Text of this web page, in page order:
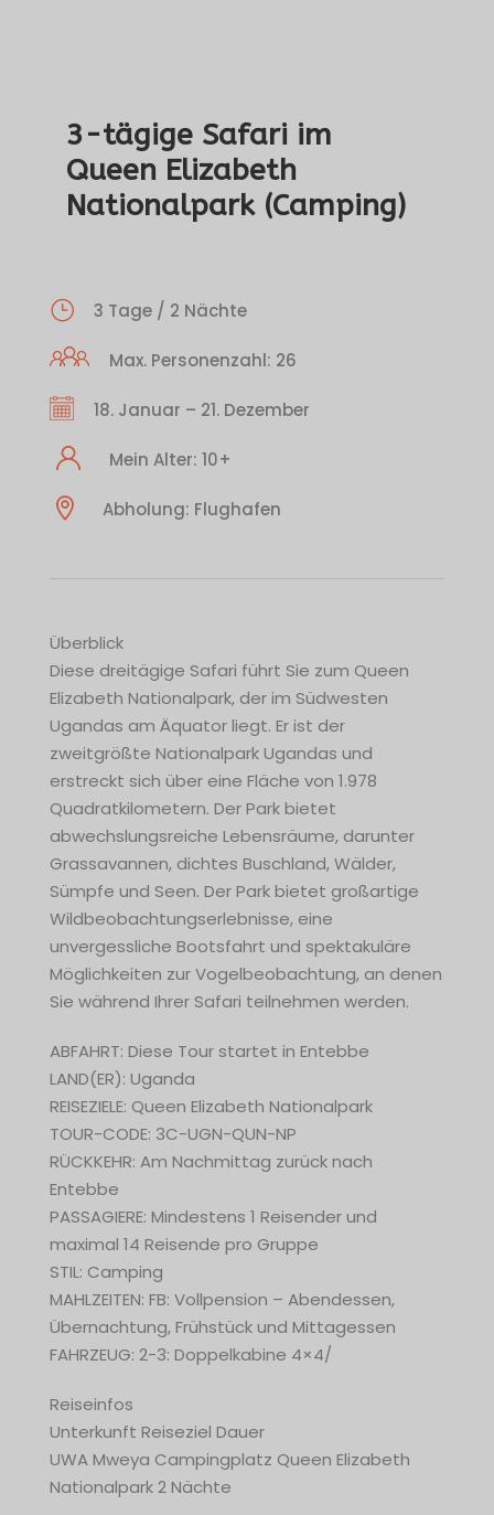
3-tägige Safari im
Queen Elizabeth
Nationalpark (Camping)
3 Tage / 2 Nächte
Max. Personenzahl: 26
18. Januar – 21. Dezember
Mein Alter: 10+
Abholung: Flughafen
Überblick
Diese dreitägige Safari führt Sie zum Queen
Elizabeth Nationalpark, der im Südwesten
Ugandas am Äquator liegt. Er ist der
zweitgrößte Nationalpark Ugandas und
erstreckt sich über eine Fläche von 1.978
Quadratkilometern. Der Park bietet
abwechslungsreiche Lebensräume, darunter
Grassavannen, dichtes Buschland, Wälder,
Sümpfe und Seen. Der Park bietet großartige
Wildbeobachtungserlebnisse, eine
unvergessliche Bootsfahrt und spektakuläre
Möglichkeiten zur Vogelbeobachtung, an denen
Sie während Ihrer Safari teilnehmen werden.
ABFAHRT: Diese Tour startet in Entebbe
LAND(ER): Uganda
REISEZIELE: Queen Elizabeth Nationalpark
TOUR-CODE: 3C-UGN-QUN-NP
RÜCKKEHR: Am Nachmittag zurück nach
Entebbe
PASSAGIERE: Mindestens 1 Reisender und
maximal 14 Reisende pro Gruppe
STIL: Camping
MAHLZEITEN: FB: Vollpension – Abendessen,
Übernachtung, Frühstück und Mittagessen
FAHRZEUG: 2-3: Doppelkabine 4×4/
Reiseinfos
Unterkunft Reiseziel Dauer
UWA Mweya Campingplatz Queen Elizabeth
Nationalpark 2 Nächte